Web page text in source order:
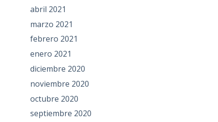
abril 2021
marzo 2021
febrero 2021
enero 2021
diciembre 2020
noviembre 2020
octubre 2020
septiembre 2020